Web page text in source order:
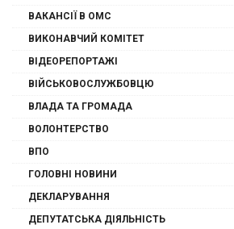
ВАКАНСІЇ В ОМС
ВИКОНАВЧИЙ КОМІТЕТ
ВІДЕОРЕПОРТАЖІ
ВІЙСЬКОВОСЛУЖБОВЦЮ
ВЛАДА ТА ГРОМАДА
ВОЛОНТЕРСТВО
ВПО
ГОЛОВНІ НОВИНИ
ДЕКЛАРУВАННЯ
ДЕПУТАТСЬКА ДІЯЛЬНІСТЬ